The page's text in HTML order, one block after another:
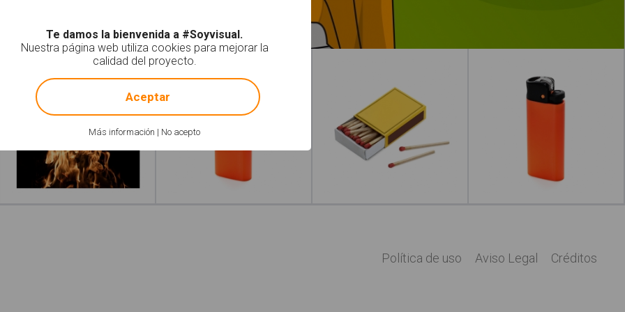
acerca de "Hoguera"
Leer más acerca de "Fuego"
Política de uso Aviso Legal Créditos
Te damos la bienvenida a #Soyvisual.
Nuestra página web utiliza cookies para mejorar la
calidad del proyecto.
Más información | No acepto
! Not valid!
Aceptar